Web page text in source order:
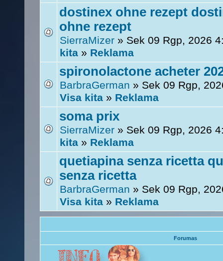
dostinex ohne rezept
ohne rezept
SierraMizer » Sek 09 Rgp, 2026
kita » Reklama
spironolactone acheter
BarbraGerman » Sek 09 Rgp,
Visa kita » Reklama
soma prix
SierraMizer » Sek 09 Rgp, 2026
kita » Reklama
quetiapina senza ricetta
senza ricetta
BarbraGerman » Sek 09 Rgp,
Visa kita » Reklama
Forumas